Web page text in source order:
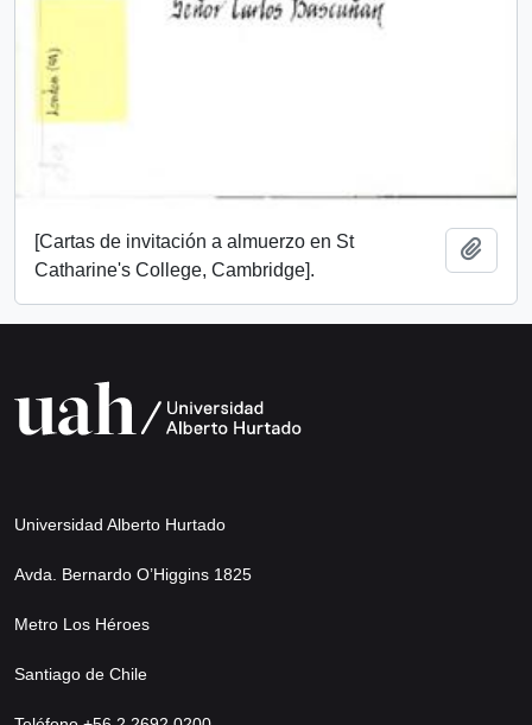
[Cartas de invitación a almuerzo en St
Catharine's College, Cambridge].
Universidad Alberto Hurtado
Avda. Bernardo O’Higgins 1825
Metro Los Héroes
Santiago de Chile